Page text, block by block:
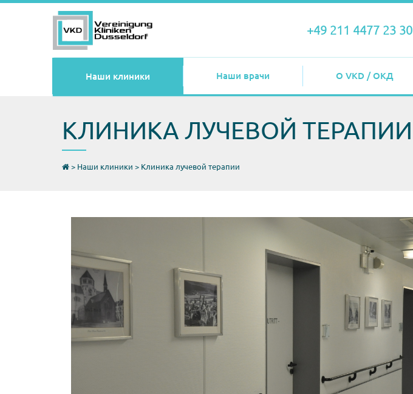
+49 211 4477 23 30
Наши клиники Наши врачи О VKD / ОКД
КЛИНИКА ЛУЧЕВОЙ ТЕРАПИИ
> Наши клиники > Клиника лучевой терапии